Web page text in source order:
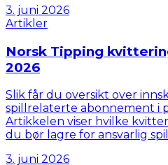
3. juni 2026
Artikler
Norsk Tipping
2026
Slik får du oversikt over
spillrelaterte abonnement i
Artikkelen viser hvilke
du bør lagre for ansvarlig
3. juni 2026